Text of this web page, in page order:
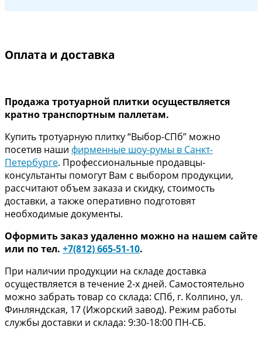
Оплата и доставка
Продажа тротуарной плитки осуществляется
кратно транспортным паллетам.
Купить тротуарную плитку “Выбор-СПб” можно
посетив наши фирменные шоу-румы в Санкт-
Петербурге. Профессиональные продавцы-
консультанты помогут Вам с выбором продукции,
рассчитают объем заказа и скидку, стоимость
доставки, а также оперативно подготовят
необходимые документы.
Оформить заказ удаленно можно на нашем сайте
или по тел. +7(812) 665-51-10.
При наличии продукции на складе доставка
осуществляется в течение 2-х дней. Самостоятельно
можно забрать товар со склада: СПб, г. Колпино, ул.
Финляндская, 17 (Ижорский завод). Режим работы
службы доставки и склада: 9:30-18:00 ПН-СБ.